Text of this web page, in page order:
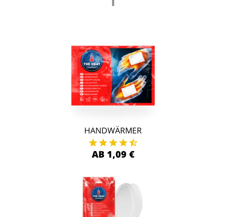
HANDWÄRMER
AB 1,09 €